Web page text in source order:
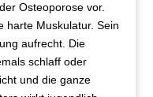
Osteoporose vor.
harte Muskulatur. Sein
aufrecht. Die
schlaff oder
und die ganze